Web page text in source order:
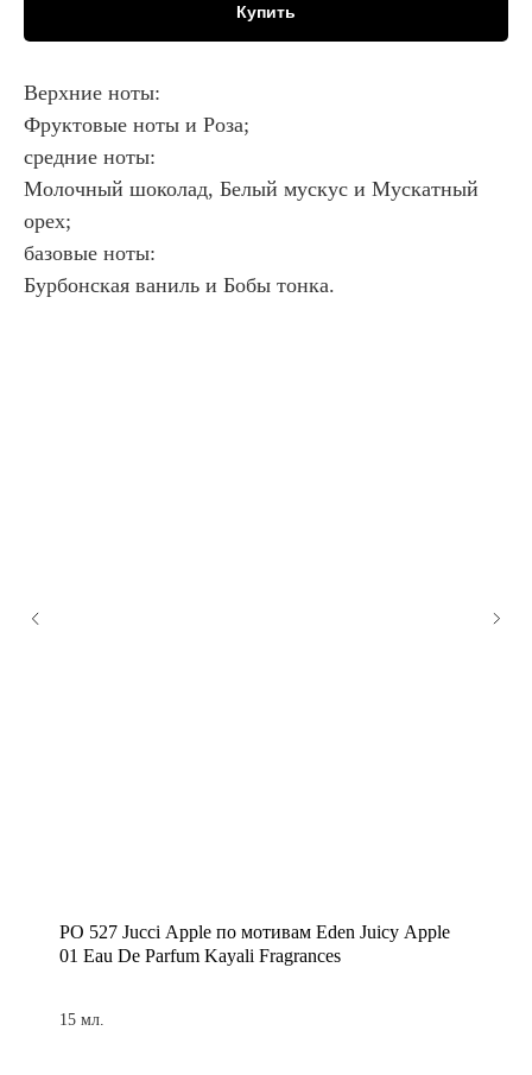
Купить
Верхние ноты:
Фруктовые ноты и Роза;
средние ноты:
Молочный шоколад, Белый мускус и Мускатный
орех;
базовые ноты:
Бурбонская ваниль и Бобы тонка.
PO 527 Jucci Apple по мотивам Eden Juicy Apple
01 Eau De Parfum Kayali Fragrances
15 мл.